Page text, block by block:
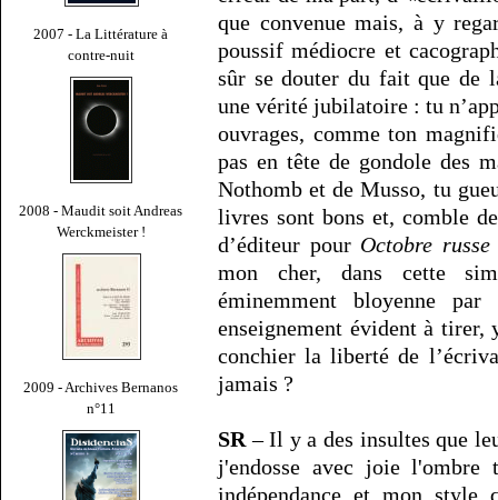
2007 - La Littérature à
contre-nuit
2008 - Maudit soit Andreas
Werckmeister !
2009 - Archives Bernanos
n°11
que convenue mais, à y
poussif médiocre et
sûr se douter du fait que de
une vérité jubilatoire : tu
ouvrages, comme ton
pas en tête de gondole des
Nothomb et de Musso, tu
livres sont bons et, comble
d’éditeur pour Octobre russe
mon cher, dans cette
éminemment bloyenne
enseignement évident à
conchier la liberté de
jamais ?
SR – Il y a des insultes que
j'endosse avec joie
indépendance et mon style